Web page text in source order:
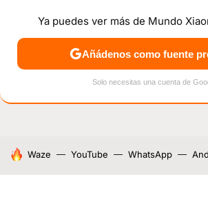
NOTICIAS MÓVILES TUTORIALES
HOY SE HABLA DE
Waze YouTube WhatsApp
Ya puedes ver más de Mundo
Añádenos como fuente
Solo necesitas una cuenta de